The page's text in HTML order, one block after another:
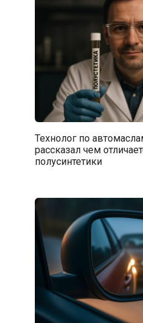
Технолог по
рассказал чем
полусинтетики